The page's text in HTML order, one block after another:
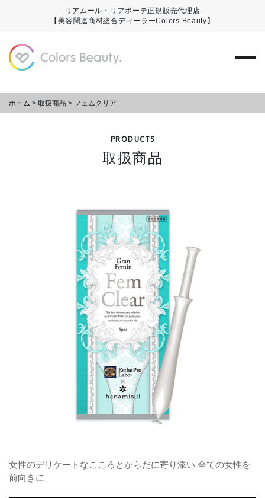
リアムール・リアボーテ正規販売代理店
【美容関連商材総合ディーラーColors Beauty】
ホーム > 取扱商品 > フェムクリア
PRODUCTS
取扱商品
女性のデリケートなこころとからだに寄り添い 全ての女性を
前向きに